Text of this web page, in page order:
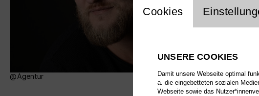
Agentur
Einstellung
Cookies
UNSERE COOKIES
Damit unsere Webseite optimal
a. die eingebetteten sozialen
Webseite sowie das